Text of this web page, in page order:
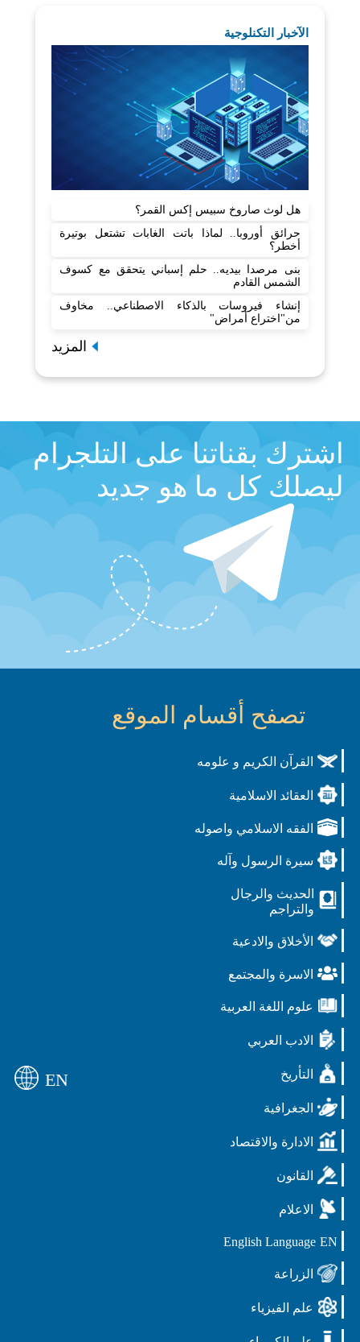
الآخبار التكنلوجية
هل لوث صاروخ سبيس إكس القمر؟
حرائق أوروبا.. لماذا باتت الغابات تشتعل بوتيرة
أخطر؟
بنى مرصدا بيديه.. حلم إسباني يتحقق مع كسوف
الشمس القادم
إنشاء فيروسات بالذكاء الاصطناعي.. مخاوف
من"اختراع أمراض"
المزيد
اشترك بقناتنا على التلجرام
ليصلك كل ما هو جديد
تصفح أقسام الموقع
القرآن الكريم و علومه
العقائد الاسلامية
الفقه الاسلامي واصوله
سيرة الرسول وآله
الحديث والرجال
والتراجم
الأخلاق والادعية
الاسرة والمجتمع
علوم اللغة العربية
الادب العربي
التأريخ
الجغرافية
الادارة والاقتصاد
القانون
الاعلام
EN
English Language
الزراعة
علم الفيزياء
EN